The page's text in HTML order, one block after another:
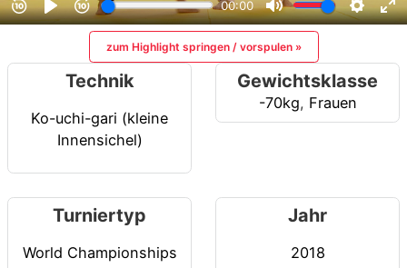
zum Highlight springen / vorspulen »
Technik
Ko-uchi-gari (kleine
Innensichel)
Gewichtsklasse
-70kg, Frauen
Turniertyp
World Championships
Jahr
2018